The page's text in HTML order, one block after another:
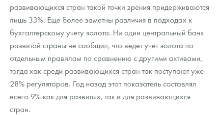
развивающихся стран такой точки зрения придерживаются
лишь 33%. Еще более заметны различия в подходах к
бухгалтерскому учету золота. Ни один центральный банк
развитой страны не сообщил, что ведет учет золота по
отдельным правилам по сравнению с другими активами,
тогда как среди развивающихся стран так поступают уже
28% регуляторов. Год назад этот показатель составлял
всего 9% как для развитых, так и для развивающихся
стран.